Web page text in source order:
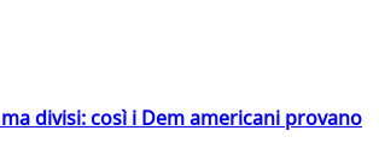
divisi: così i Dem americani provano